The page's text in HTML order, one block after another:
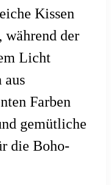
Kissen
während der
Licht
aus
Farben
gemütliche
die Boho-